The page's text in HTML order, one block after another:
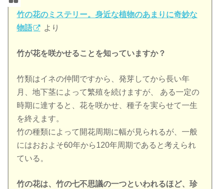
竹の花のミステリー。身近な植物のあまりに奇妙な
物語
より
竹が花を咲かせることを知っていますか？
竹類はイネの仲間ですから、発芽してから長い年
月、地下茎によって繁殖を続けますが、 ある一定の
時期に達すると、花を咲かせ、種子を実らせて一生
を終えます。
竹の種類によって開花周期に幅が見られるが、一般
にはおおよそ60年から120年周期であると考えられ
ている。
竹の花は、竹の七不思議の一つといわれるほど、珍